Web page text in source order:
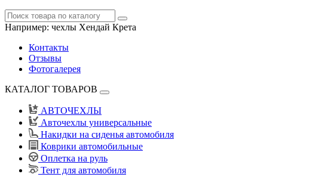
Например: чехлы Хендай Крета
Контакты
Отзывы
Фотогалерея
КАТАЛОГ ТОВАРОВ
АВТОЧЕХЛЫ
Авточехлы универсальные
Накидки на сиденья автомобиля
Коврики автомобильные
Оплетка на руль
Тент для автомобиля